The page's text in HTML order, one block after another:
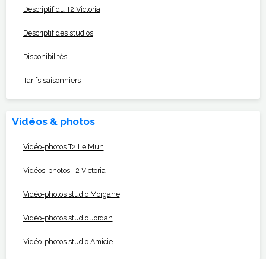
Descriptif du T2 Victoria
Descriptif des studios
Disponibilités
Tarifs saisonniers
Vidéos & photos
Vidéo-photos T2 Le Mun
Vidéos-photos T2 Victoria
Vidéo-photos studio Morgane
Vidéo-photos studio Jordan
Vidéo-photos studio Amicie